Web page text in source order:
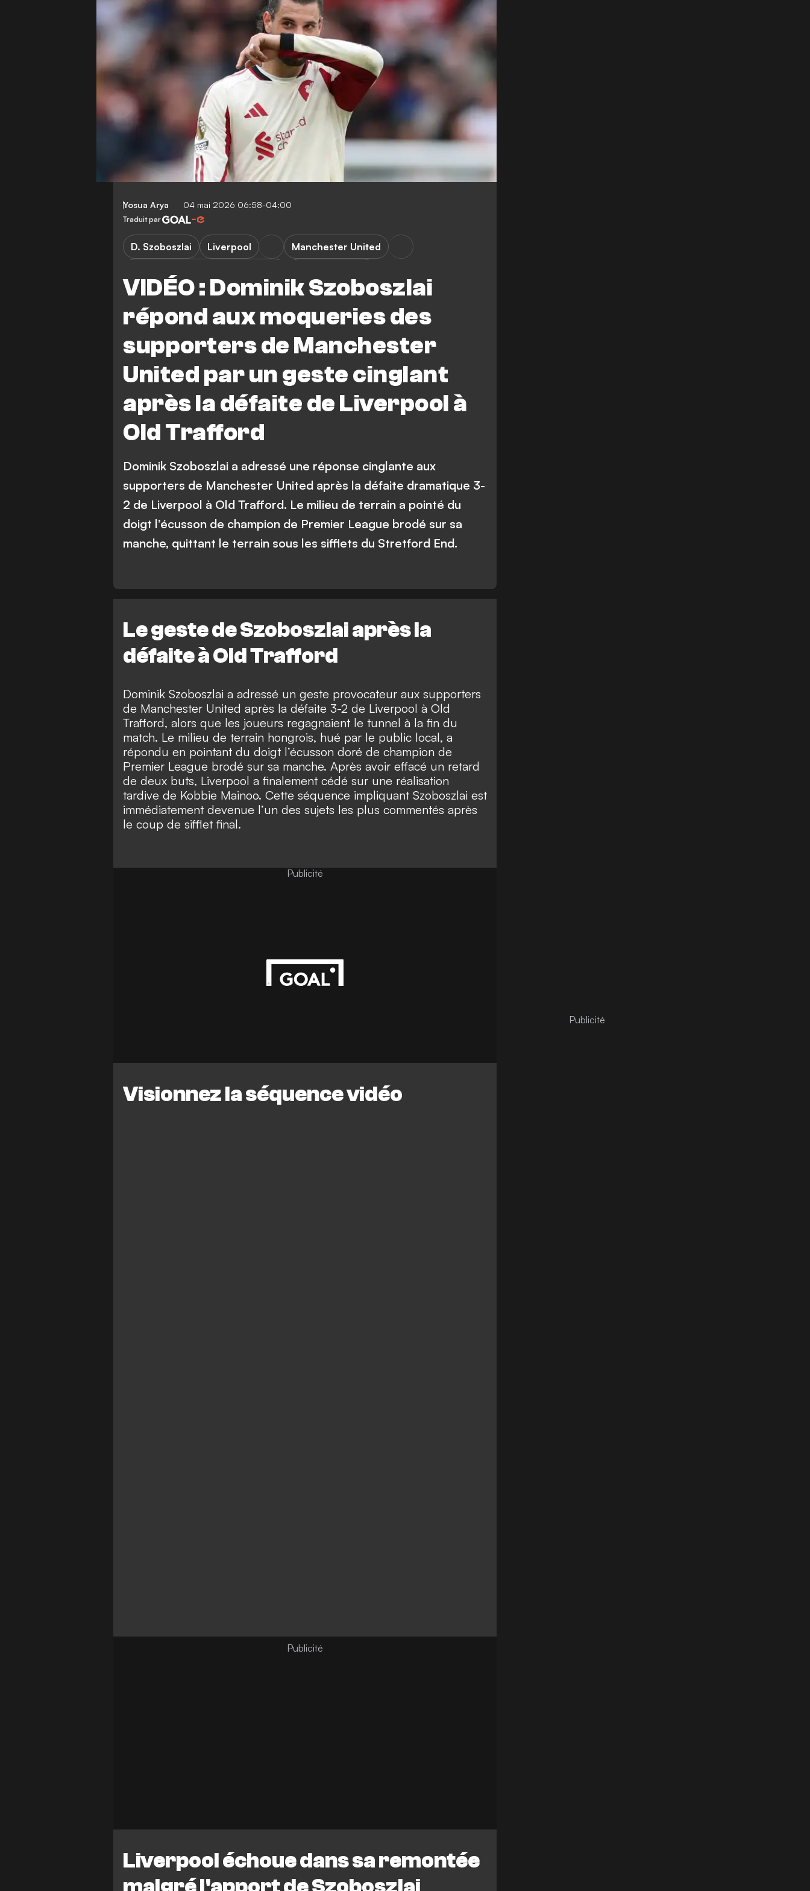
Yosua Arya 04 mai 2026 06:58-04:00
Traduit par
VIDÉO : Dominik Szoboszlai
répond aux moqueries des
supporters de Manchester
United par un geste cinglant
après la défaite de Liverpool à
Old Trafford
D. Szoboszlai Liverpool
Manchester United
Dominik Szoboszlai a adressé une réponse cinglante aux
supporters de Manchester United après la défaite dramatique 3-
2 de Liverpool à Old Trafford. Le milieu de terrain a pointé du
doigt l’écusson de champion de Premier League brodé sur sa
manche, quittant le terrain sous les sifflets du Stretford End.
Le geste de Szoboszlai après la
défaite à Old Trafford
Dominik Szoboszlai a adressé un geste provocateur aux supporters
de Manchester United après la défaite 3-2 de Liverpool à Old
Trafford, alors que les joueurs regagnaient le tunnel à la fin du
match. Le milieu de terrain hongrois, hué par le public local, a
répondu en pointant du doigt l’écusson doré de champion de
Premier League brodé sur sa manche. Après avoir effacé un retard
de deux buts, Liverpool a finalement cédé sur une réalisation
tardive de Kobbie Mainoo. Cette séquence impliquant Szoboszlai est
immédiatement devenue l’un des sujets les plus commentés après
le coup de sifflet final.
Publicité
Visionnez la séquence vidéo
Liverpool échoue dans sa remontée